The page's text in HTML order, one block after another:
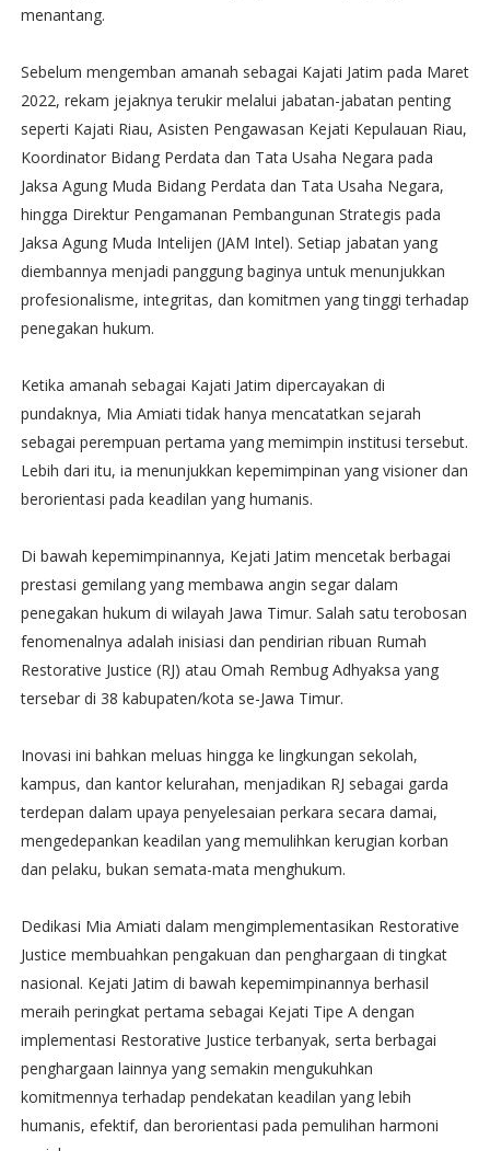
menantang.
Sebelum mengemban amanah sebagai Kajati Jatim pada Maret
2022, rekam jejaknya terukir melalui jabatan-jabatan penting
seperti Kajati Riau, Asisten Pengawasan Kejati Kepulauan Riau,
Koordinator Bidang Perdata dan Tata Usaha Negara pada
Jaksa Agung Muda Bidang Perdata dan Tata Usaha Negara,
hingga Direktur Pengamanan Pembangunan Strategis pada
Jaksa Agung Muda Intelijen (JAM Intel). Setiap jabatan yang
diembannya menjadi panggung baginya untuk menunjukkan
profesionalisme, integritas, dan komitmen yang tinggi terhadap
penegakan hukum.
Ketika amanah sebagai Kajati Jatim dipercayakan di
pundaknya, Mia Amiati tidak hanya mencatatkan sejarah
sebagai perempuan pertama yang memimpin institusi tersebut.
Lebih dari itu, ia menunjukkan kepemimpinan yang visioner dan
berorientasi pada keadilan yang humanis.
Di bawah kepemimpinannya, Kejati Jatim mencetak berbagai
prestasi gemilang yang membawa angin segar dalam
penegakan hukum di wilayah Jawa Timur. Salah satu terobosan
fenomenalnya adalah inisiasi dan pendirian ribuan Rumah
Restorative Justice (RJ) atau Omah Rembug Adhyaksa yang
tersebar di 38 kabupaten/kota se-Jawa Timur.
Inovasi ini bahkan meluas hingga ke lingkungan sekolah,
kampus, dan kantor kelurahan, menjadikan RJ sebagai garda
terdepan dalam upaya penyelesaian perkara secara damai,
mengedepankan keadilan yang memulihkan kerugian korban
dan pelaku, bukan semata-mata menghukum.
Dedikasi Mia Amiati dalam mengimplementasikan Restorative
Justice membuahkan pengakuan dan penghargaan di tingkat
nasional. Kejati Jatim di bawah kepemimpinannya berhasil
meraih peringkat pertama sebagai Kejati Tipe A dengan
implementasi Restorative Justice terbanyak, serta berbagai
penghargaan lainnya yang semakin mengukuhkan
komitmennya terhadap pendekatan keadilan yang lebih
humanis, efektif, dan berorientasi pada pemulihan harmoni